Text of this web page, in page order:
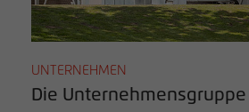
UNTERNEHMEN
Die Unternehmensgruppe